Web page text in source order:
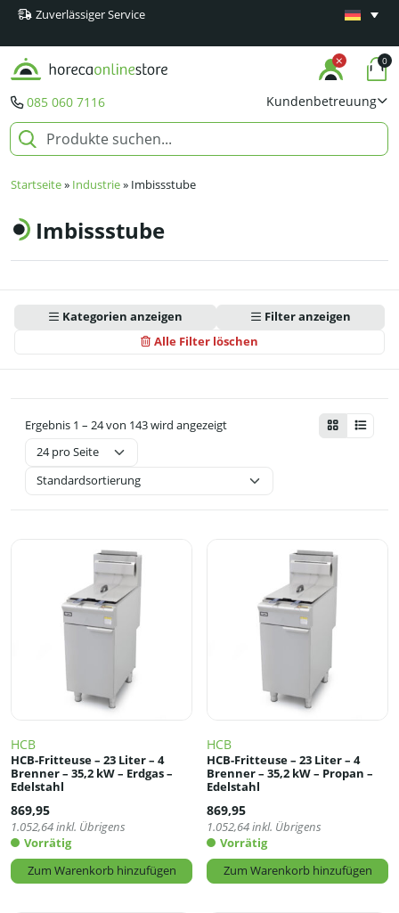
Zuverlässiger Service
085 060 7116 Kundenbetreuung
0
Startseite» Industrie» Imbissstube
Imbissstube
Kategorien anzeigen
Alle Filter löschen
Filter anzeigen
Ergebnis 1 – 24 von 143 wird angezeigt
HCB
HCB-Fritteuse – 23 Liter – 4
Brenner – 35,2 kW – Erdgas –
Edelstahl
869,95
1.052,64inkl. Übrigens
Vorrätig
Zum Warenkorb hinzufügen
HCB
HCB-Fritteuse – 23 Liter – 4
Brenner – 35,2 kW – Propan –
Edelstahl
869,95
1.052,64inkl. Übrigens
Vorrätig
Zum Warenkorb hinzufügen